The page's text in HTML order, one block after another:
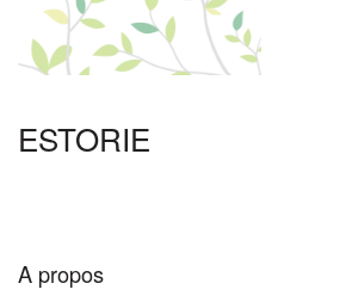
ESTORIE
A propos